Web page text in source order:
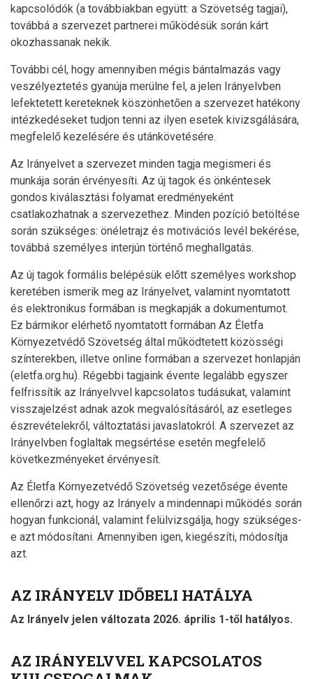
kapcsolódók (a továbbiakban együtt: a Szövetség tagjai),
továbbá a szervezet partnerei működésük során kárt
okozhassanak nekik.
További cél, hogy amennyiben mégis bántalmazás vagy
veszélyeztetés gyanúja merülne fel, a jelen Irányelvben
lefektetett kereteknek köszönhetően a szervezet hatékony
intézkedéseket tudjon tenni az ilyen esetek kivizsgálására,
megfelelő kezelésére és utánkövetésére.
Az Irányelvet a szervezet minden tagja megismeri és
munkája során érvényesíti. Az új tagok és önkéntesek
gondos kiválasztási folyamat eredményeként
csatlakozhatnak a szervezethez. Minden pozíció betöltése
során szükséges: önéletrajz és motivációs levél bekérése,
továbbá személyes interjún történő meghallgatás.
Az új tagok formális belépésük előtt személyes workshop
keretében ismerik meg az Irányelvet, valamint nyomtatott
és elektronikus formában is megkapják a dokumentumot.
Ez bármikor elérhető nyomtatott formában Az Életfa
Környezetvédő Szövetség által működtetett közösségi
színterekben, illetve online formában a szervezet honlapján
(eletfa.org.hu). Régebbi tagjaink évente legalább egyszer
felfrissítik az Irányelvvel kapcsolatos tudásukat, valamint
visszajelzést adnak azok megvalósításáról, az esetleges
észrevételekről, változtatási javaslatokról. A szervezet az
Irányelvben foglaltak megsértése esetén megfelelő
következményeket érvényesít.
Az Életfa Környezetvédő Szövetség vezetősége évente
ellenőrzi azt, hogy az Irányelv a mindennapi működés során
hogyan funkcionál, valamint felülvizsgálja, hogy szükséges-
e azt módosítani. Amennyiben igen, kiegészíti, módosítja
azt.
AZ IRÁNYELV IDŐBELI HATÁLYA
Az Irányelv jelen változata 2026. április 1-től hatályos.
AZ IRÁNYELVVEL KAPCSOLATOS